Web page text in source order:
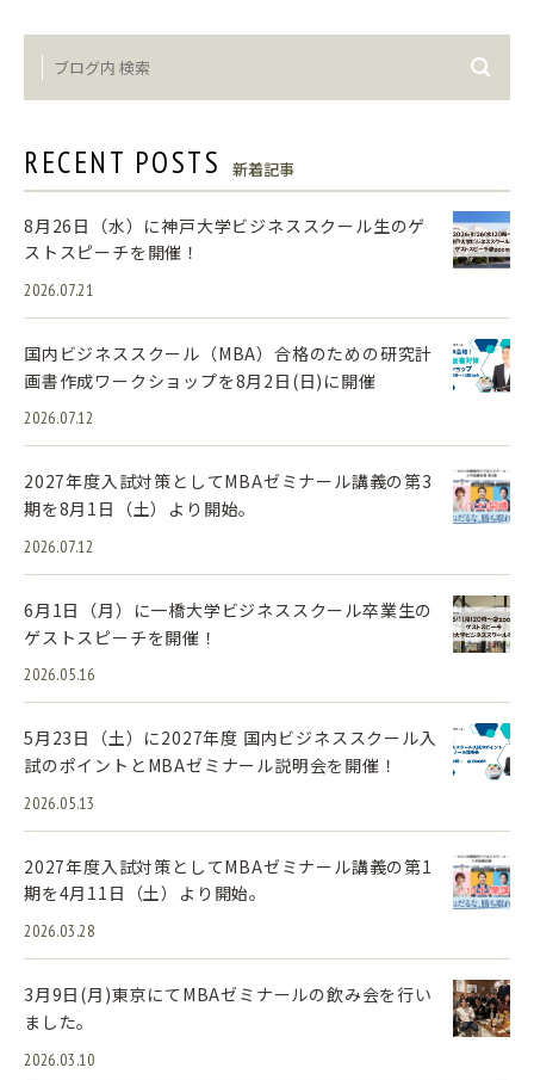
RECENT POSTS 新着記事
8月26日（水）に神戸大学ビジネススクール生のゲ
ストスピーチを開催！
2026.07.21
国内ビジネススクール（MBA）合格のための研究計
画書作成ワークショップを8月2日(日)に開催
2026.07.12
2027年度入試対策としてMBAゼミナール講義の第3
期を8月1日（土）より開始。
2026.07.12
6月1日（月）に一橋大学ビジネススクール卒業生の
ゲストスピーチを開催！
2026.05.16
5月23日（土）に2027年度 国内ビジネススクール入
試のポイントとMBAゼミナール説明会を開催！
2026.05.13
2027年度入試対策としてMBAゼミナール講義の第1
期を4月11日（土）より開始。
2026.03.28
3月9日(月)東京にてMBAゼミナールの飲み会を行い
ました。
2026.03.10